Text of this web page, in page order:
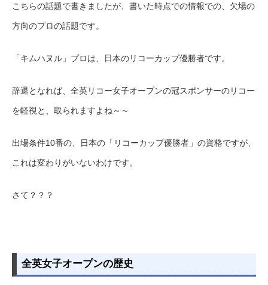
こちらの話題で書きましたが、書いた時点での情報での、欠場の
方向のプロの話題です。
「キムハヌル」プロは、日本のリコーカップ優勝者です。
辞退となれば、全英リコー女子オープンの冠スポンサーのリコー
を軽視と、取られますよね～～
出場条件10番の、日本の「リコーカップ優勝者」の資格ですが、
これは変わりがいないわけです。
さて？？？
全英女子オープンの歴史